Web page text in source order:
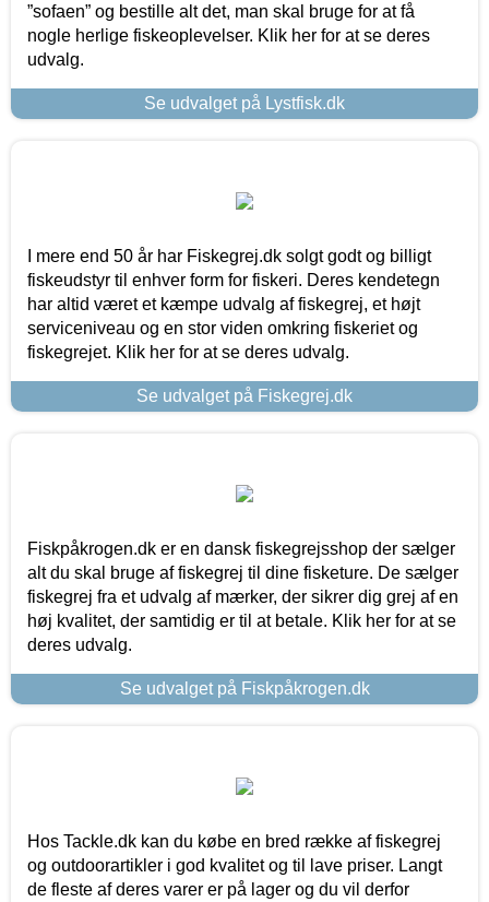
”sofaen” og bestille alt det, man skal bruge for at få
nogle herlige fiskeoplevelser. Klik her for at se deres
udvalg.
Se udvalget på Lystfisk.dk
I mere end 50 år har Fiskegrej.dk solgt godt og billigt
fiskeudstyr til enhver form for fiskeri. Deres kendetegn
har altid været et kæmpe udvalg af fiskegrej, et højt
serviceniveau og en stor viden omkring fiskeriet og
fiskegrejet. Klik her for at se deres udvalg.
Se udvalget på Fiskegrej.dk
Fiskpåkrogen.dk er en dansk fiskegrejsshop der sælger
alt du skal bruge af fiskegrej til dine fisketure. De sælger
fiskegrej fra et udvalg af mærker, der sikrer dig grej af en
høj kvalitet, der samtidig er til at betale. Klik her for at se
deres udvalg.
Se udvalget på Fiskpåkrogen.dk
Hos Tackle.dk kan du købe en bred række af fiskegrej
og outdoorartikler i god kvalitet og til lave priser. Langt
de fleste af deres varer er på lager og du vil derfor